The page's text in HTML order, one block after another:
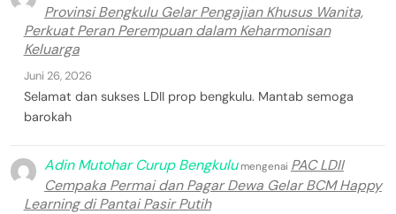
Provinsi Bengkulu Gelar Pengajian Khusus Wanita,
Perkuat Peran Perempuan dalam Keharmonisan
Keluarga
Juni 26, 2026
Selamat dan sukses LDII prop bengkulu. Mantab semoga
barokah
Adin Mutohar Curup Bengkulumengenai PAC LDII
Cempaka Permai dan Pagar Dewa Gelar BCM Happy
Learning di Pantai Pasir Putih